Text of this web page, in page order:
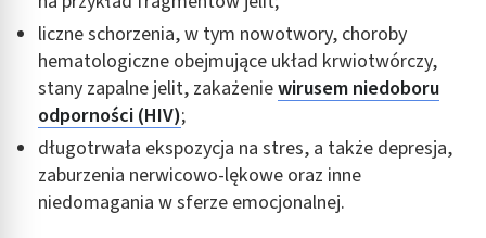
liczne schorzenia, w tym nowotwory, choroby
hematologiczne obejmujące układ krwiotwórczy,
stany zapalne jelit, zakażeniewirusem niedoboru
odporności (HIV);
długotrwała ekspozycja na stres, a także depresja,
zaburzenia nerwicowo-lękowe oraz inne
niedomagania w sferze emocjonalnej.